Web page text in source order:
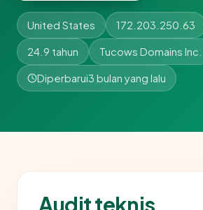
United States 172.203.250.63
24.9 tahun Tucows Domains Inc.
Diperbarui3 bulan yang lalu
Audit teknis